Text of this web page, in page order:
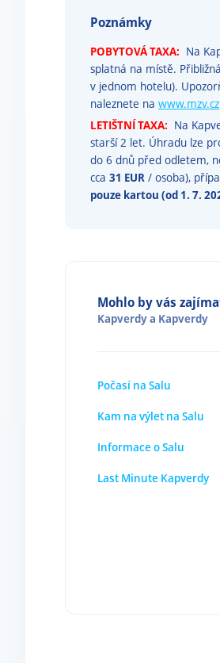
Poznámky
POBYTOVÁ TAXA: Na
splatná na místě.
v jednom hotelu).
naleznete na www.mzv.cz
LETIŠTNÍ TAXA: Na
starší 2 let. Úhradu lze
do 6 dnů před odletem,
cca 31 EUR / osoba),
pouze kartou (od 1. 7.
Mohlo by vás
Kapverdya Kapverdy
Počasí na Salu
Kam na výlet na Salu
Informace o Salu
Last Minute Kapverdy